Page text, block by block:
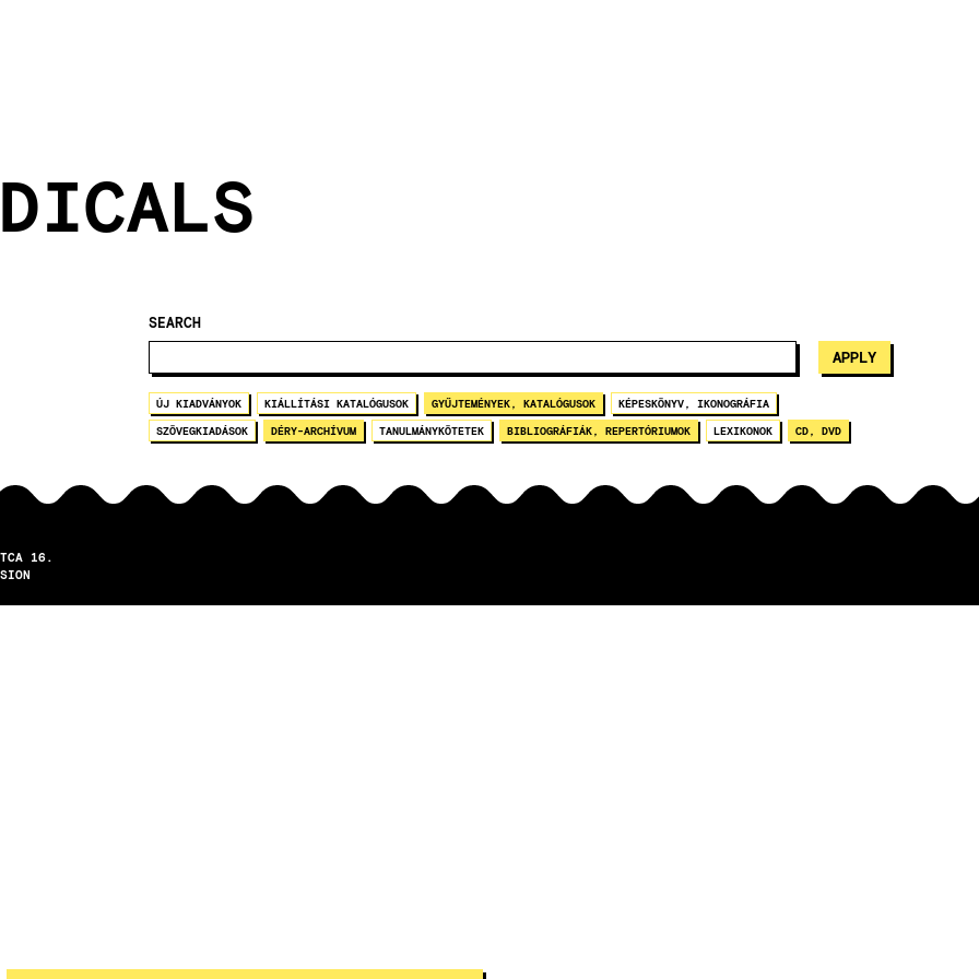
SEARCH
ÚJ KIADVÁNYOK KIÁLLÍTÁSI KATALÓGUSOK GYŰJTEMÉNYEK, KATALÓGUSOK KÉPESKÖNYV, IKONOGRÁFIA
SZÖVEGKIADÁSOK DÉRY-ARCHÍVUM TANULMÁNYKÖTETEK BIBLIOGRÁFIÁK, REPERTÓRIUMOK LEXIKONOK CD, DVD
16.